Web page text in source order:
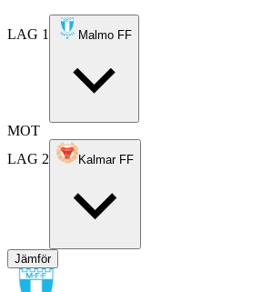
LAG 1 Malmo FF
MOT
LAG 2
Kalmar FF
Jämför